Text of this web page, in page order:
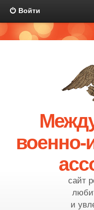
Войти
военно-
сайт
и